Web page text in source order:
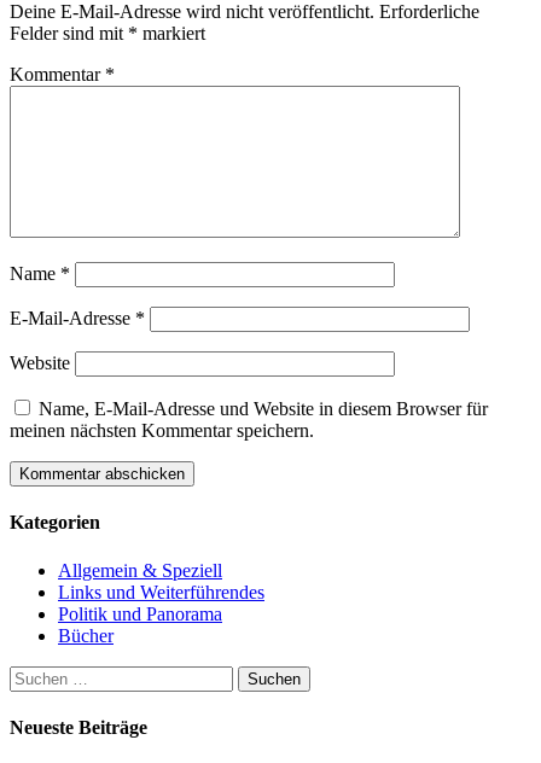
Deine E-Mail-Adresse wird nicht veröffentlicht. Erforderliche
Felder sind mit * markiert
Kommentar *
Name *
E-Mail-Adresse *
Website
Name, E-Mail-Adresse und Website in diesem Browser für
meinen nächsten Kommentar speichern.
Kategorien
Allgemein & Speziell
Links und Weiterführendes
Politik und Panorama
Bücher
Suchen
nach:
Neueste Beiträge